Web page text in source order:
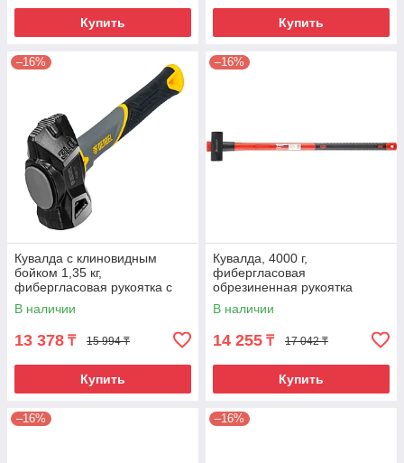
Купить Купить
–16%
Кувалда с клиновидным
бойком 1,35 кг,
фибергласовая рукоятка c
TPR Denzel
В наличии
13 378 ₸ 15 994 ₸
Купить
–16%
Кувалда, 4000 г,
фибергласовая
обрезиненная рукоятка
Matrix Master
В наличии
14 255 ₸ 17 042 ₸
Купить
–16% –16%